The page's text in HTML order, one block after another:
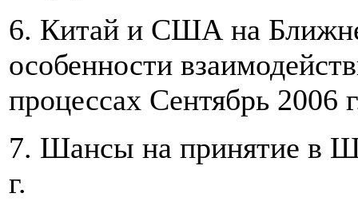
6. Китай и США на
особенности
процессах Сентябрь 2006
7. Шансы на принятие в
г.